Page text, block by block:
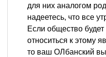
для них аналогом
надеетесь, что все
Если общество
относиться к этому
то ваш ОЛбанский